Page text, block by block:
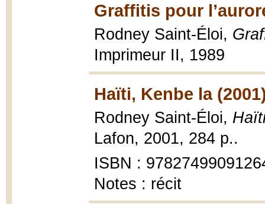
Graffitis pour
Rodney Saint-Éloi,
Imprimeur II, 1989
Haïti, Kenbe la
Rodney Saint-Éloi,
Lafon, 2001, 284 p..
ISBN :
Notes : récit